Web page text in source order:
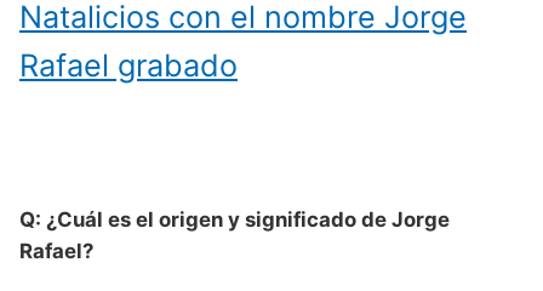
Natalicios con el nombre Jorge
Rafael grabado
Q: ¿Cuál es el origen y significado de Jorge
Rafael?